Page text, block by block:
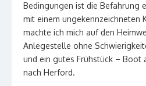
Bedingungen ist die Befahrung
mit einem ungekennzeichneten
machte ich mich auf den
Anlegestelle ohne
und ein gutes Frühstück – Boot
nach Herford.